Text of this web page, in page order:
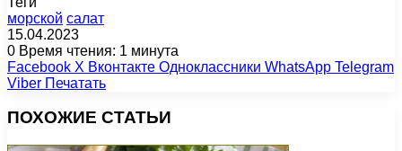
морской салат
15.04.2023
0 Время чтения: 1 минута
Facebook X Вконтакте Одноклассники WhatsApp Telegram
Viber Печатать
ПОХОЖИЕ СТАТЬИ